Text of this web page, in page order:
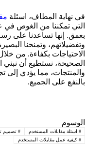
في نهاية المطاف، اسئلة
التي تمكننا من الغوص
بعمق. إنها تساعدنا على
وتفضيلاتهم، وتمنحنا
الاحتياجات بكفاءة. من
الصحيحة، نستطيع أن نبني
والمنتجات، مما يؤدي إلى
بالنفع على الجميع.
الوسوم
# اسئلة مقابلات المستخدم # تصميم
# كيفية عمل مقابلات المستخدم